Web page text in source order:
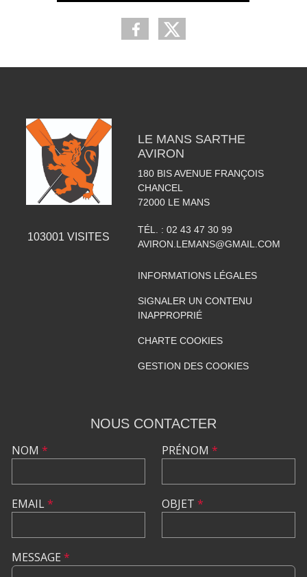
103001 VISITES
LE MANS SARTHE
AVIRON
180 BIS AVENUE FRANÇOIS
CHANCEL
72000 LE MANS
TÉL. : 02 43 47 30 99
AVIRON.LEMANS@GMAIL.COM
INFORMATIONS LÉGALES
SIGNALER UN CONTENU
INAPPROPRIÉ
CHARTE COOKIES
GESTION DES COOKIES
NOUS CONTACTER
NOM *
EMAIL*
PRÉNOM *
OBJET *
MESSAGE *